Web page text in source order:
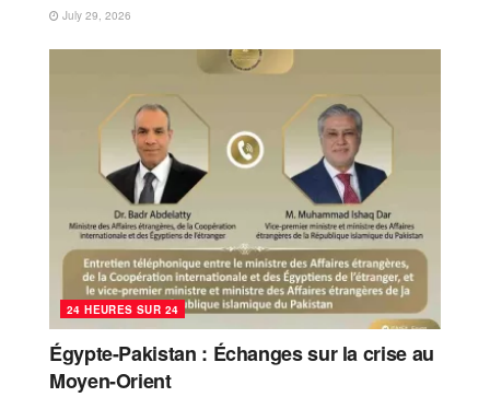
July 29, 2026
24 HEURES SUR 24
Égypte-Pakistan : Échanges sur la crise au
Moyen-Orient